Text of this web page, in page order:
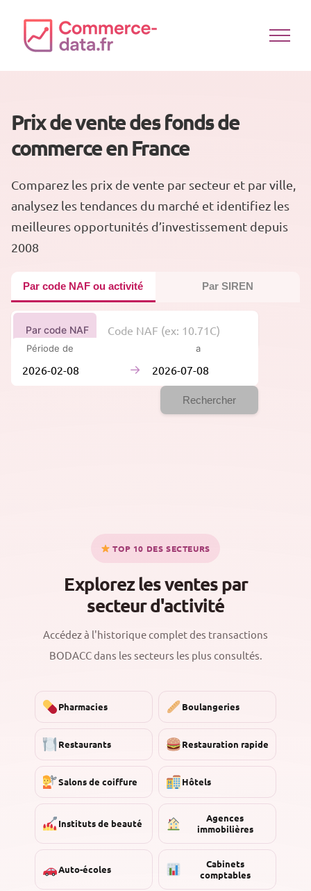
contenu
Prix de vente des fonds de
commerce en France
Comparez les prix de vente par secteur et par ville,
analysez les tendances du marché et identifiez les
meilleures opportunités d’investissement depuis
2008
Par code NAF ou activité Par SIREN
Par code NAF
Période de à
→
Rechercher
TOP 10 DES SECTEURS
Explorez les ventes par
secteur d'activité
Accédez à l'historique complet des transactions
BODACC dans les secteurs les plus consultés.
Pharmacies Boulangeries
Restaurants Restauration rapide
Salons de coiffure Hôtels
Instituts de beauté
Agences
immobilières
Auto-écoles
Cabinets
comptables